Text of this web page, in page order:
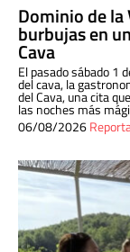
Dominio de la
burbujas en
Cava
El pasado sábado 1
del cava, la
del Cava, una cita
las noches más
06/08/2026